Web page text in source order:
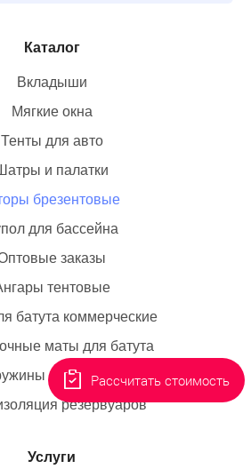
Каталог
Вкладыши
Мягкие окна
Тенты для авто
и палатки
брезентовые
для бассейна
заказы
тентовые
батута коммерческие
маты для батута
для батута
резервуаров
Услуги
Рассчитать стоимость